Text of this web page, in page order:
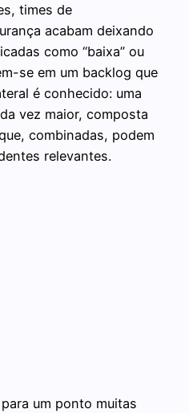
times de
acabam deixando
como “baixa” ou
se em um backlog que
é conhecido: uma
vez maior, composta
combinadas, podem
relevantes.
um ponto muitas